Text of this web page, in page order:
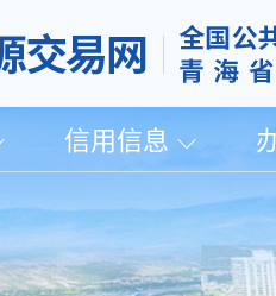
信用信息